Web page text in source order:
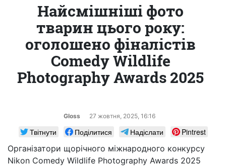
Найсмішніші фото
тварин цього року:
оголошено фіналістів
Comedy Wildlife
Photography Awards 2025
Gloss 27 жовтня, 2025, 16:16
Твітнути Поділитися Надіслати
Pintrest
Організатори щорічного міжнародного конкурсу
Nikon Comedy Wildlife Photography Awards 2025